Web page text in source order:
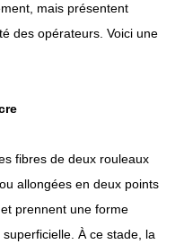
mais présentent
des opérateurs. Voici une
fibres de deux rouleaux
allongées en deux points
prennent une forme
À ce stade, la